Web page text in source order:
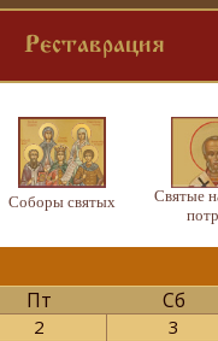
Реставрация
Соборы святых
Святые
Пт Сб
2 3